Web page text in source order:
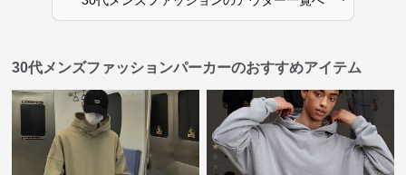
30代メンズファッションパーカーのおすすめアイテム